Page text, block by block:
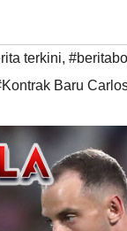
terkini,
Baru